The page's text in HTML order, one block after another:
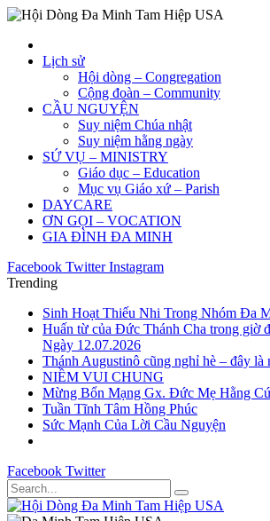
Lịch sử
Hội dòng – Congregation
Cộng đoàn – Community
CẦU NGUYỆN
Suy niệm Chúa nhật
Suy niệm hằng ngày
SỨ VỤ – MINISTRY
Giáo dục – Education
Mục vụ Giáo xứ – Parish
DAYCARE
ƠN GỌI – VOCATION
GIA ĐÌNH ĐA MINH
Facebook Twitter Instagram
Trending
Sinh Hoạt Thiếu Nhi Trong Nhóm Đa
Huấn từ của Đức Thánh Cha trong giờ
Ngày 12.07.2026
Thánh Augustinô cũng nghỉ hè – đây là
NIỀM VUI CHUNG
Mừng Bổn Mạng Gx. Đức Mẹ Hằng
Tuần Tĩnh Tâm Hồng Phúc
Sức Mạnh Của Lời Cầu Nguyện
Facebook Twitter